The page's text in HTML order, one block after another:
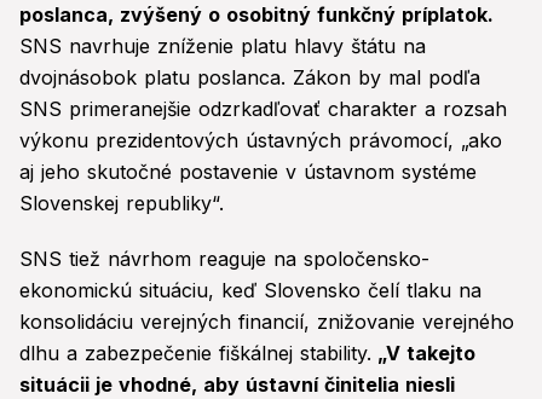
poslanca, zvýšený o osobitný funkčný príplatok.
SNS navrhuje zníženie platu hlavy štátu na
dvojnásobok platu poslanca. Zákon by mal podľa
SNS primeranejšie odzrkadľovať charakter a rozsah
výkonu prezidentových ústavných právomocí, „ako
aj jeho skutočné postavenie v ústavnom systéme
Slovenskej republiky“.
SNS tiež návrhom reaguje na spoločensko-
ekonomickú situáciu, keď Slovensko čelí tlaku na
konsolidáciu verejných financií, znižovanie verejného
dlhu a zabezpečenie fiškálnej stability. „V takejto
situácii je vhodné, aby ústavní činitelia niesli